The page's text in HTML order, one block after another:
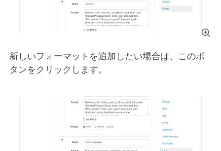
新しいフォーマットを追加したい場合は、このボ
タンをクリックします。